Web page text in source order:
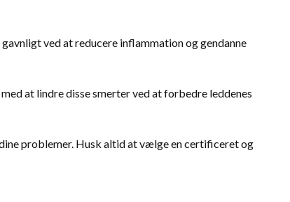
ved at reducere inflammation og gendanne
at lindre disse smerter ved at forbedre leddenes
problemer. Husk altid at vælge en certificeret og